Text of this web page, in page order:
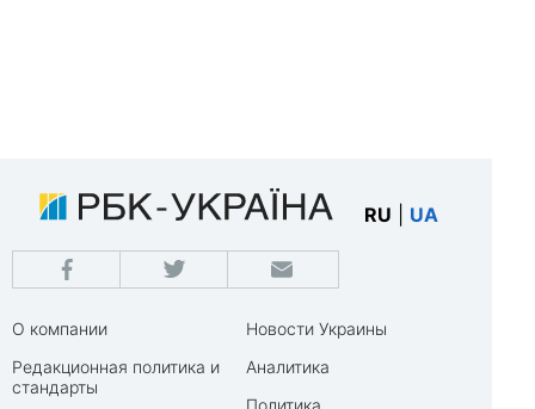
RU UA
О компании
Редакционная политика и
стандарты
Новости Украины
Аналитика
Политика